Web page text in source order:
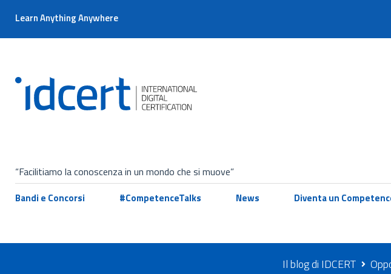
Learn Anything Anywhere
“Facilitiamo la conoscenza in un mondo che si muove”
Bandi e Concorsi #CompetenceTalks News Diventa un
Il blog di IDCERT